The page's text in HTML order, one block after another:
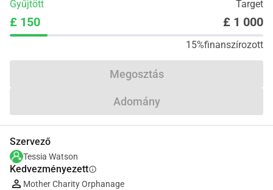
Gyűjtött Target
£ 150 £ 1 000
15%finanszírozott
Megosztás
Adomány
Szervező
Tessia Watson
Kedvezményezettinfo
Mother Charity Orphanage